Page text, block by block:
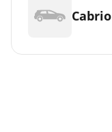
Cabrio